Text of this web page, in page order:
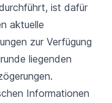
ist dafür
aktuelle
zur Verfügung
liegenden
Informationen